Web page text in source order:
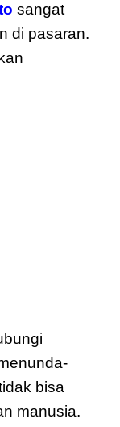
sangat
di pasaran.
bisa
manusia.